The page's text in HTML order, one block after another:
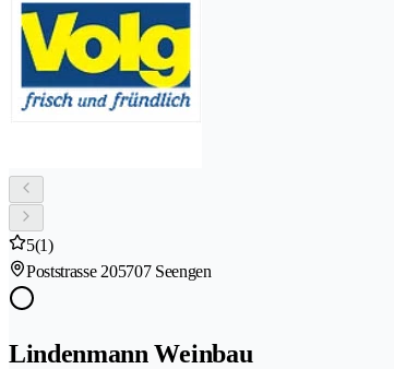
5(1)
Poststrasse 205707 Seengen
Lindenmann Weinbau